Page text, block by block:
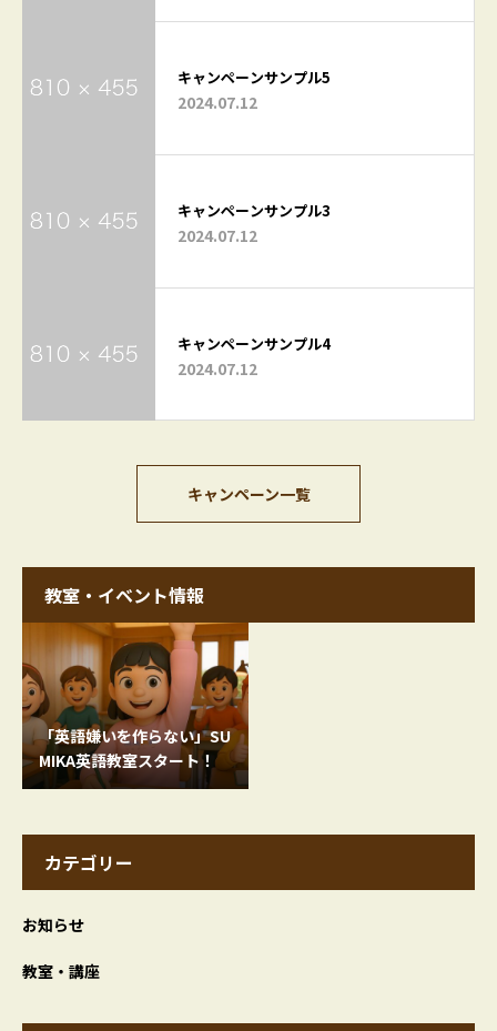
キャンペーンサンプル5
2024.07.12
キャンペーンサンプル3
2024.07.12
キャンペーンサンプル4
2024.07.12
キャンペーン一覧
教室・イベント情報
「英語嫌いを作らない」SU
MIKA英語教室スタート！
カテゴリー
お知らせ
教室・講座